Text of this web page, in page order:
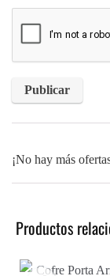
¡No hay más
Productos